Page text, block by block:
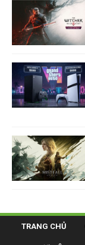
TRANG CHỦ